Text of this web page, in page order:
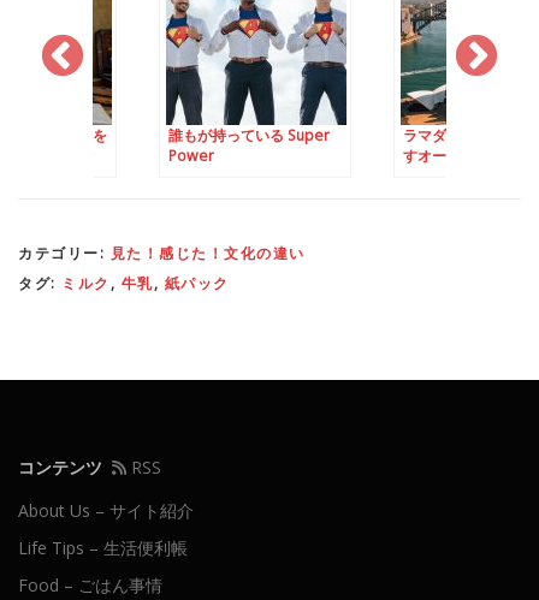
ないので地図を
誰もが持っている Super
Power
ラマダン中の料理で
すオーストラリアの
カテゴリー: 見た！感じた！文化の違い
タグ: ミルク , 牛乳, 紙パック
コンテンツ
RSS
About Us – サイト紹介
Life Tips – 生活便利帳
Food – ごはん事情